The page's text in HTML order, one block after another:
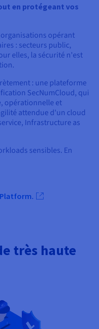
en protégeant vos
opérant
: secteurs public,
elles, la sécurité n'est
: une plateforme
SecNumCloud, qui
opérationnelle et
attendue d'un cloud
Infrastructure as
sensibles. En
Platform.
très haute